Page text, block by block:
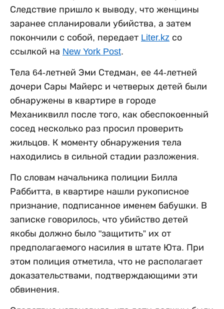
Следствие пришло к выводу, что женщины
заранее спланировали убийства, а затем
покончили с собой, передает Liter.kz со
ссылкой на New York Post.
Тела 64-летней Эми Стедман, ее 44-летней
дочери Сары Майерс и четверых детей были
обнаружены в квартире в городе
Механиквилл после того, как обеспокоенный
сосед несколько раз просил проверить
жильцов. К моменту обнаружения тела
находились в сильной стадии разложения.
По словам начальника полиции Билла
Раббитта, в квартире нашли рукописное
признание, подписанное именем бабушки. В
записке говорилось, что убийство детей
якобы должно было "защитить” их от
предполагаемого насилия в штате Юта. При
этом полиция отметила, что не располагает
доказательствами, подтверждающими эти
обвинения.